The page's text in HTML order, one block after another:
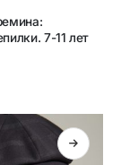
7-11 лет